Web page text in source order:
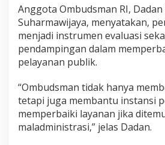
n
P
u
b
l
i
Anggota Ombudsman RI,
Suharmawijaya, menyatakan,
menjadi instrumen evaluasi
pendampingan dalam
pelayanan publik.
“Ombudsman tidak hanya
tetapi juga membantu instansi
memperbaiki layanan jika
maladministrasi,” jelas Dadan.